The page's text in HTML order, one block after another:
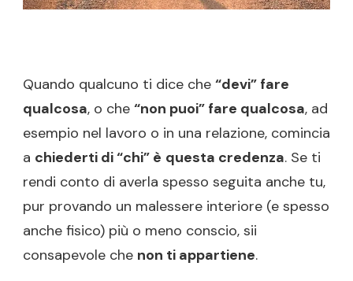
Quando qualcuno ti dice che “devi” fare
qualcosa, o che “non puoi” fare qualcosa, ad
esempio nel lavoro o in una relazione, comincia
a chiederti di “chi” è questa credenza. Se ti
rendi conto di averla spesso seguita anche tu,
pur provando un malessere interiore (e spesso
anche fisico) più o meno conscio, sii
consapevole che non ti appartiene.